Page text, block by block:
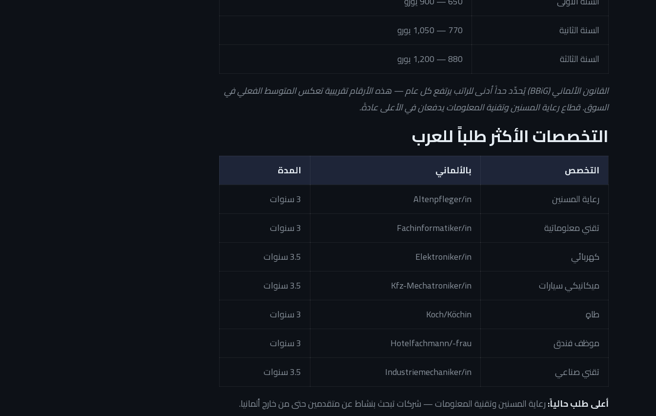
السنة الثانية
770 — 1,050 يورو
السنة الثالثة
880 — 1,200 يورو
القانون الألماني (BBiG) يُحدِّد حداً أدنى للراتب يرتفع كل عام — هذه الأرقام تقريبية تعكس المتوسط الفعلي في
السوق. قطاع رعاية المسنين وتقنية المعلومات يدفعان في الأعلى عادةً.
التخصصات الأكثر طلباً للعرب
التخصص بالألماني
المدة
رعاية المسنين
Altenpfleger/in
3 سنوات
تقني معلوماتية
Fachinformatiker/in
3 سنوات
كهربائي
Elektroniker/in
3.5 سنوات
ميكانيكي سيارات
Kfz-Mechatroniker/in
3.5 سنوات
طاهٍ
Koch/Köchin
3 سنوات
موظف فندق
Hotelfachmann/-frau
3 سنوات
تقني صناعي
Industriemechaniker/in
3.5 سنوات
أعلى طلب حالياً:رعاية المسنين وتقنية المعلومات — شركات تبحث بنشاط عن متقدمين حتى من خارج ألمانيا.